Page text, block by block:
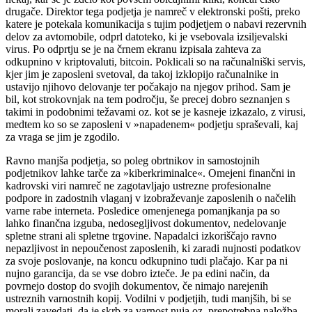
drugače. Direktor tega podjetja je namreč v elektronski pošti, preko
katere je potekala komunikacija s tujim podjetjem o nabavi rezervnih
delov za avtomobile, odprl datoteko, ki je vsebovala izsiljevalski
virus. Po odprtju se je na črnem ekranu izpisala zahteva za
odkupnino v kriptovaluti, bitcoin. Poklicali so na računalniški servis,
kjer jim je zaposleni svetoval, da takoj izklopijo računalnike in
ustavijo njihovo delovanje ter počakajo na njegov prihod. Sam je
bil, kot strokovnjak na tem področju, še precej dobro seznanjen s
takimi in podobnimi težavami oz. kot se je kasneje izkazalo, z virusi,
medtem ko so se zaposleni v »napadenem« podjetju spraševali, kaj
za vraga se jim je zgodilo.
Ravno manjša podjetja, so poleg obrtnikov in samostojnih
podjetnikov lahke tarče za »kiberkriminalce«. Omejeni finančni in
kadrovski viri namreč ne zagotavljajo ustrezne profesionalne
podpore in zadostnih vlaganj v izobraževanje zaposlenih o načelih
varne rabe interneta. Posledice omenjenega pomanjkanja pa so
lahko finančna izguba, nedosegljivost dokumentov, nedelovanje
spletne strani ali spletne trgovine. Napadalci izkoriščajo ravno
nepazljivost in nepoučenost zaposlenih, ki zaradi nujnosti podatkov
za svoje poslovanje, na koncu odkupnino tudi plačajo. Kar pa ni
nujno garancija, da se vse dobro izteče. Je pa edini način, da
povrnejo dostop do svojih dokumentov, če nimajo narejenih
ustreznih varnostnih kopij. Vodilni v podjetjih, tudi manjših, bi se